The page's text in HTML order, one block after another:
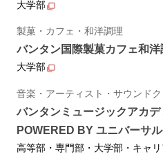
大学部
製菓・カフェ・和洋調理
バンタン国際製菓カフェ和洋
大学部
音楽・アーティスト・サウンド
バンタンミュージックアカデ
POWERED BY ユニバーサ
高等部・専門部・大学部・キャリ